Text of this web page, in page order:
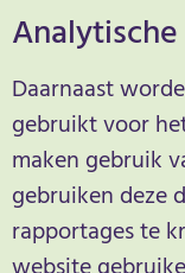
Daarnaast
gebruikt voor
maken gebruik
gebruiken deze
rapportages te